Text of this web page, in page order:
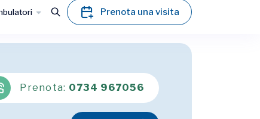
Prenota una visita
Prenota: 0734 967056